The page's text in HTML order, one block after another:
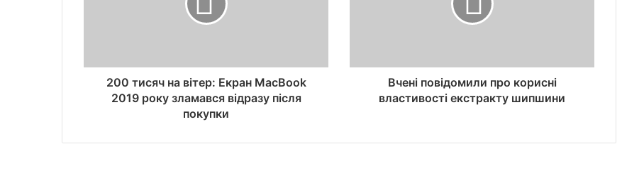
200 тисяч на вітер: Екран MacBook
2019 року зламався відразу після
покупки
Вчені повідомили про корисні
властивості екстракту шипшини